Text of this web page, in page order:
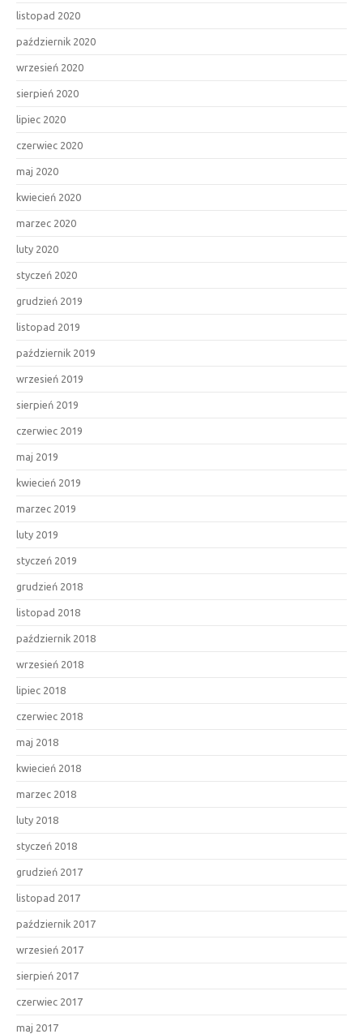
listopad 2020
październik 2020
wrzesień 2020
sierpień 2020
lipiec 2020
czerwiec 2020
maj 2020
kwiecień 2020
marzec 2020
luty 2020
styczeń 2020
grudzień 2019
listopad 2019
październik 2019
wrzesień 2019
sierpień 2019
czerwiec 2019
maj 2019
kwiecień 2019
marzec 2019
luty 2019
styczeń 2019
grudzień 2018
listopad 2018
październik 2018
wrzesień 2018
lipiec 2018
czerwiec 2018
maj 2018
kwiecień 2018
marzec 2018
luty 2018
styczeń 2018
grudzień 2017
listopad 2017
październik 2017
wrzesień 2017
sierpień 2017
czerwiec 2017
maj 2017